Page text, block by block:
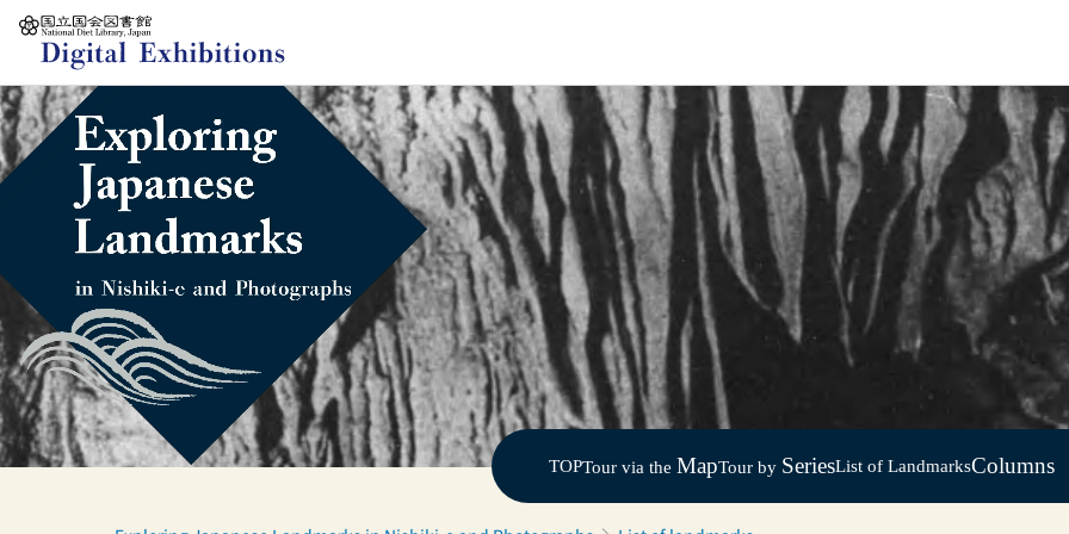
Jump to main content
TOPTour via the MapTour by SeriesList of LandmarksColumns